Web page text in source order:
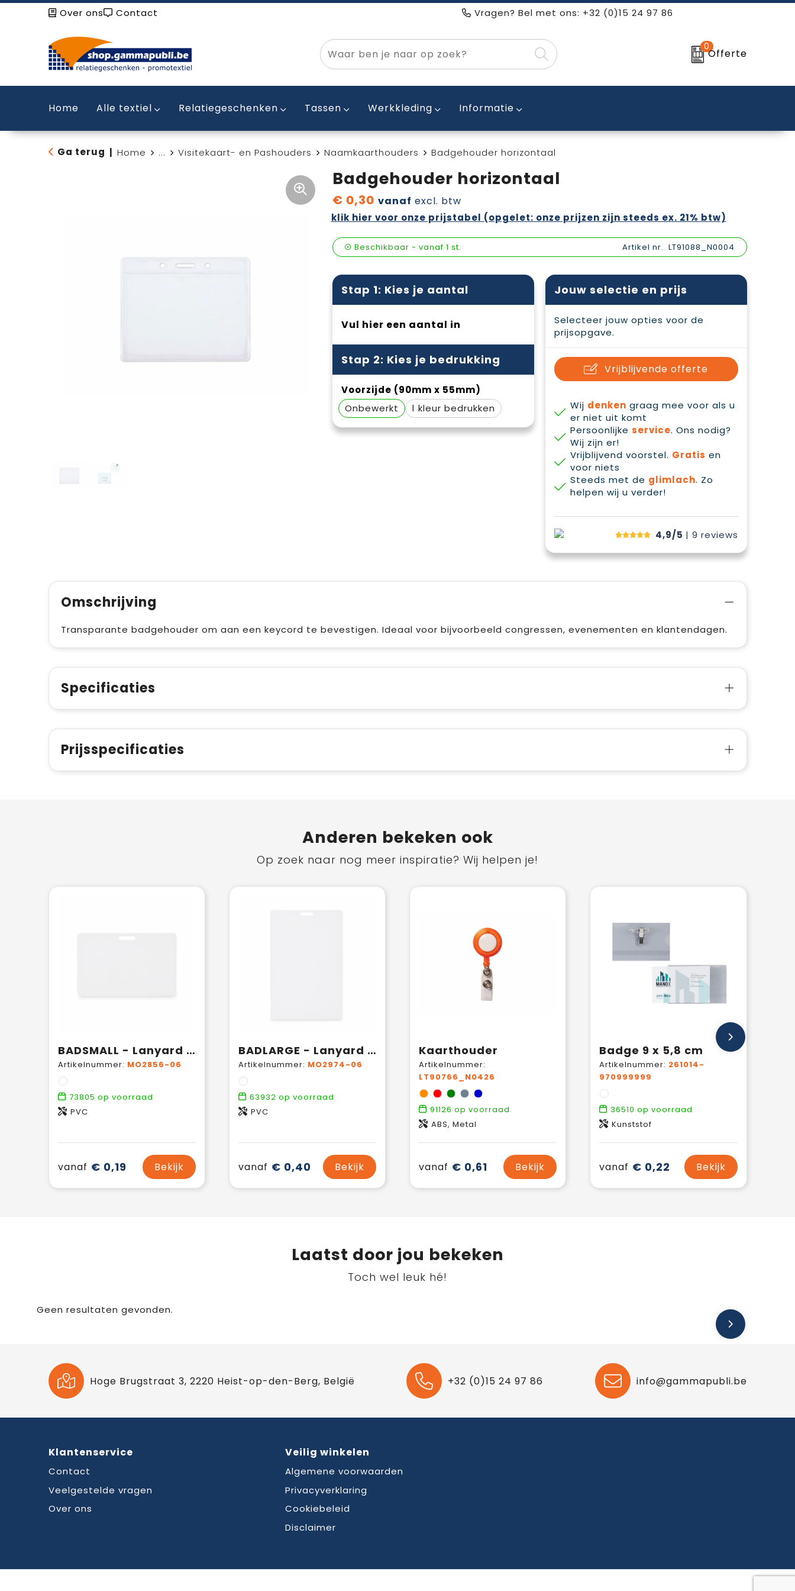
Over ons Contact Vragen? Bel met ons: +32 (0)15 24 97 86
0
Offerte
Home Alle textiel Relatiegeschenken Tassen Werkkleding Informatie
Ga terug Home ... Visitekaart- en Pashouders Naamkaarthouders Badgehouder horizontaal
Badgehouder horizontaal
€ 0,30 vanaf excl. btw
klik hier voor onze prijstabel (opgelet: onze prijzen zijn steeds ex. 21% btw)
Beschikbaar - vanaf 1 st. Artikel nr. LT91088_N0004
Stap 1: Kies je aantal
Vul hier een aantal in
Stap 2: Kies je bedrukking
Voorzijde (90mm x 55mm)
Onbewerkt
1
Jouw selectie en prijs
Selecteer jouw opties voor de
prijsopgave.
Vrijblijvende offerte
Wij denken graag mee voor als u
er niet uit komt
Persoonlijke service. Ons nodig?
Wij zijn er!
Vrijblijvend voorstel. Gratis en
voor niets
Steeds met de glimlach. Zo
helpen wij u verder!
4,9/5 | 9 reviews
Omschrijving
Transparante badgehouder om aan een keycord te bevestigen. Ideaal voor bijvoorbeeld congressen, evenementen en klantendagen.
Specificaties
Prijsspecificaties
Anderen bekeken ook
Op zoek naar nog meer inspiratie? Wij helpen je!
BADSMALL - Lanyard badge 54 x 86mm
Artikelnummer: MO2856-06
73805 op voorraad
PVC
vanaf € 0,19 Bekijk
BADLARGE - Lanyard badge 120 x 80 mm
Artikelnummer: MO2974-06
63932 op voorraad
PVC
vanaf € 0,40 Bekijk
Kaarthouder
Artikelnummer:
LT90766_N0426
91126 op voorraad
ABS, Metal
vanaf € 0,61 Bekijk
Badge 9 x 5,8 cm
Artikelnummer: 261014-
970999999
36510 op voorraad
Kunststof
vanaf € 0,22 Bekijk
Laatst door jou bekeken
Toch wel leuk hé!
Geen resultaten gevonden.
Hoge Brugstraat 3, 2220 Heist-op-den-Berg, België +32 (0)15 24 97 86 info@gammapubli.be
Klantenservice
Contact
Veelgestelde vragen
Over ons
Veilig winkelen
Algemene voorwaarden
Privacyverklaring
Cookiebeleid
Disclaimer